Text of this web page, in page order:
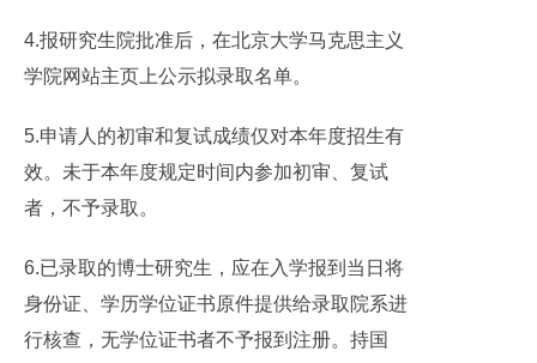
4.报研究生院批准后，在北京大学马克思主义
学院网站主页上公示拟录取名单。
5.申请人的初审和复试成绩仅对本年度招生有
效。未于本年度规定时间内参加初审、复试
者，不予录取。
6.已录取的博士研究生，应在入学报到当日将
身份证、学历学位证书原件提供给录取院系进
行核查，无学位证书者不予报到注册。持国